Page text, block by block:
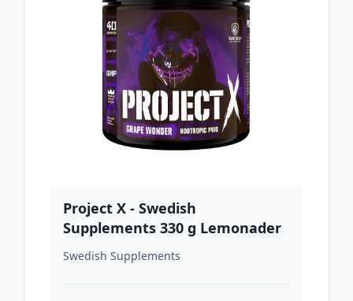
Project X - Swedish
Supplements 330 g Lemonader
Swedish Supplements